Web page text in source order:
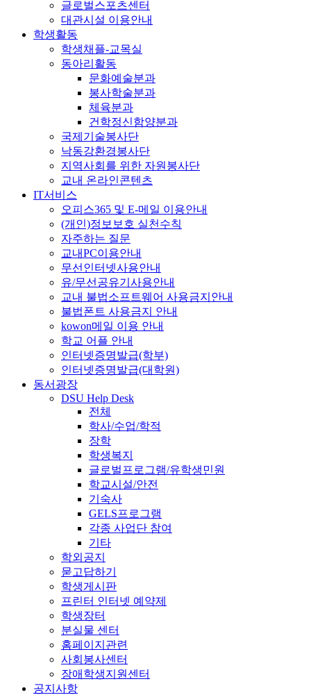
글로벌스포츠센터
대관시설 이용안내
학생활동
학생채플-교목실
동아리활동
문화예술분과
봉사학술분과
체육분과
건학정신함양분과
국제기술봉사단
낙동강환경봉사단
지역사회를 위한 자원봉사단
교내 온라인콘텐츠
IT서비스
오피스365 및 E-메일 이용안내
(개인)정보보호 실천수칙
자주하는 질문
교내PC이용안내
무선인터넷사용안내
유/무선공유기사용안내
교내 불법소프트웨어 사용금지안내
불법폰트 사용금지 안내
kowon메일 이용 안내
학교 어플 안내
인터넷증명발급(학부)
인터넷증명발급(대학원)
동서광장
DSU Help Desk
전체
학사/수업/학적
장학
학생복지
글로벌프로그램/유학생민원
학교시설/안전
기숙사
GELS프로그램
각종 사업단 참여
기타
학외공지
묻고답하기
학생게시판
프린터 인터넷 예약제
학생장터
분실물 센터
홈페이지관련
사회봉사센터
장애학생지원센터
공지사항